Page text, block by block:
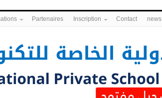
Partenaires Inscription Contact news